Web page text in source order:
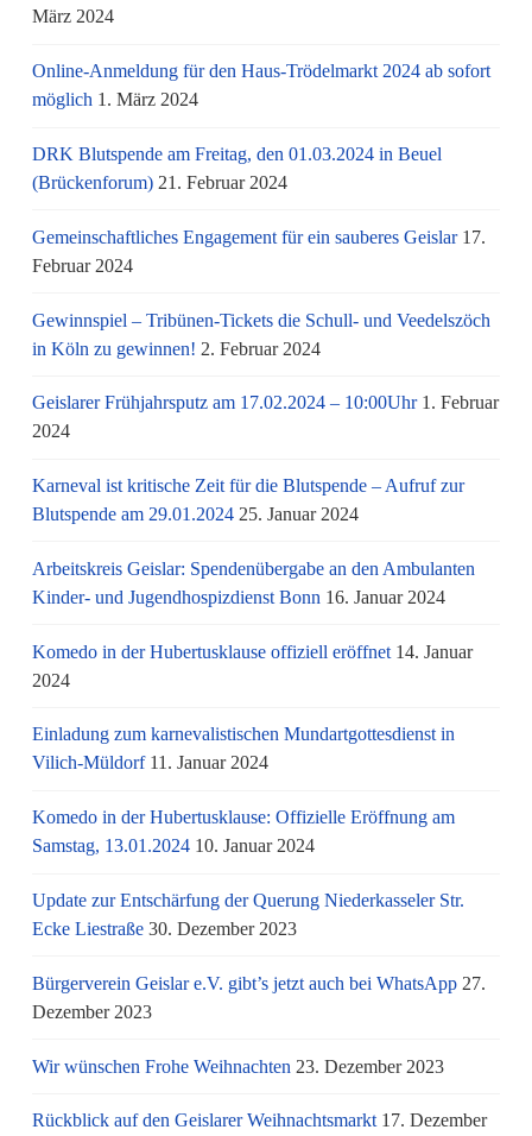
März 2024
Online-Anmeldung für den Haus-Trödelmarkt 2024 ab sofort
möglich 1. März 2024
DRK Blutspende am Freitag, den 01.03.2024 in Beuel
(Brückenforum) 21. Februar 2024
Gemeinschaftliches Engagement für ein sauberes Geislar 17.
Februar 2024
Gewinnspiel – Tribünen-Tickets die Schull- und Veedelszöch
in Köln zu gewinnen! 2. Februar 2024
Geislarer Frühjahrsputz am 17.02.2024 – 10:00Uhr 1. Februar
2024
Karneval ist kritische Zeit für die Blutspende – Aufruf zur
Blutspende am 29.01.2024 25. Januar 2024
Arbeitskreis Geislar: Spendenübergabe an den Ambulanten
Kinder- und Jugendhospizdienst Bonn 16. Januar 2024
Komedo in der Hubertusklause offiziell eröffnet 14. Januar
2024
Einladung zum karnevalistischen Mundartgottesdienst in
Vilich-Müldorf 11. Januar 2024
Komedo in der Hubertusklause: Offizielle Eröffnung am
Samstag, 13.01.2024 10. Januar 2024
Update zur Entschärfung der Querung Niederkasseler Str.
Ecke Liestraße 30. Dezember 2023
Bürgerverein Geislar e.V. gibt’s jetzt auch bei WhatsApp 27.
Dezember 2023
Wir wünschen Frohe Weihnachten 23. Dezember 2023
Rückblick auf den Geislarer Weihnachtsmarkt 17. Dezember